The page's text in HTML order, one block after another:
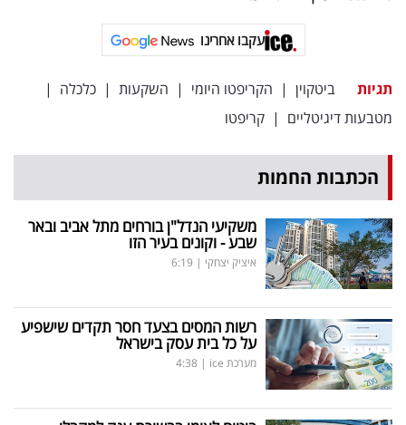
עקבו
אחרינו:
עקבו אחרינו
תגיות ביטקוין | הקריפטו היומי | השקעות | כלכלה |
מטבעות דיגיטליים | קריפטו
הכתבות החמות
משקיעי הנדל"ן בורחים מתל אביב ובאר
שבע - וקונים בעיר הזו
איציק יצחקי |
6:19
רשות המסים בצעד חסר תקדים שישפיע
על כל בית עסק בישראל
מערכת ice |
4:38